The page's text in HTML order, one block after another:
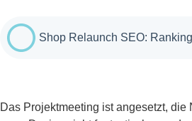
Das Projektmeeting ist angesetzt,